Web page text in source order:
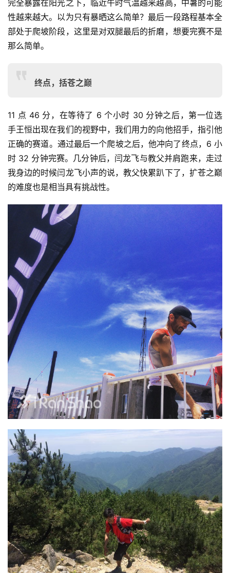
完全暴露在阳光之下，临近午时气温越来越高，中暑的可能
性越来越大。以为只有暴晒这么简单？最后一段路程基本全
部处于爬坡阶段，这里是对双腿最后的折磨，想要完赛不是
那么简单。
终点，括苍之巅
11 点 46 分，在等待了 6 个小时 30 分钟之后，第一位选
手王恒出现在我们的视野中，我们用力的向他招手，指引他
正确的赛道。通过最后一个爬坡之后，他冲向了终点，6 小
时 32 分钟完赛。几分钟后，闫龙飞与教父并肩跑来，走过
我身边的时候闫龙飞小声的说，教父快累趴下了，扩苍之巅
的难度也是相当具有挑战性。